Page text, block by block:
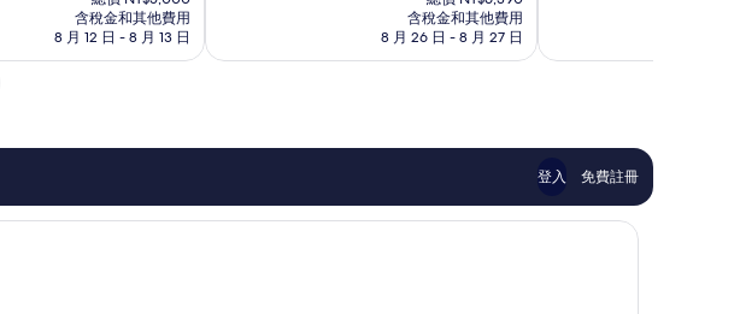
價
格
為
含稅金和其他費用
8 月 12 日 - 8 月 13 日
了，
論
價
格
為
含稅金和其他費用
8 月 26 日 - 8 月 27 日
了，
論
登入 免費註冊